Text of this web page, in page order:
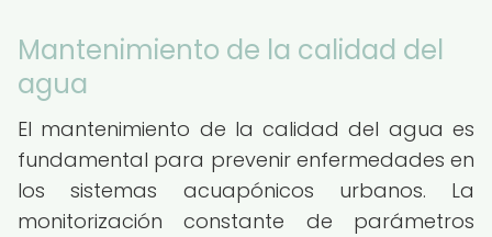
Mantenimiento de la calidad del
agua
El mantenimiento de la calidad del agua es
fundamental para prevenir enfermedades en
los sistemas acuapónicos urbanos. La
monitorización constante de parámetros